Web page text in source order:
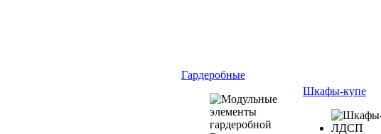
Гардеробные
Шкафы-купе